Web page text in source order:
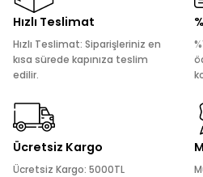
Ürün resmi kalitesiz, bozuk veya
Ürün bilgilerinde hatalar bulunuyor.
Ürün fiyatı diğer sitelerden daha
Bu ürüne benzer farklı alternatifler
Hızlı Teslimat
Hızlı Teslimat: Siparişleriniz en
kısa sürede kapınıza teslim
edilir.
Ücretsiz Kargo
Ücretsiz Kargo: 5000TL